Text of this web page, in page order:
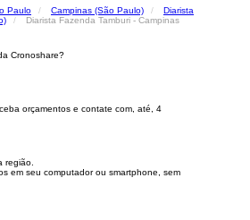
Paulo Campinas (São Paulo)
Diarista
Diarista Fazenda Tamburi - Campinas
Cronoshare?
orçamentos e contate com, até, 4
região.
em seu computador ou smartphone, sem